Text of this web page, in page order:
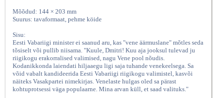
Mõõdud: 144 × 203 mm
Suurus: tavaformaat, pehme köide
Sisu:
Eesti Vabariigi minister ei saanud aru, kas "vene äärmuslane" mõtles seda
tõsiselt või pullib niisama. "Kuule, Dmitri! Kuu aja jooksul tulevad ju
riigikogu erakorralised valimised, nagu Vene pool nõudis.
Kodanikkonda laiendati hiljaaegu ligi saja tuhande venekeelsega. Sa
võid vabalt kandideerida Eesti Vabariigi riigikogu valimistel, kasvõi
näiteks Vasakpartei nimekirjas. Venelaste hulgas oled sa pärast
kohtuprotsessi väga populaarne. Mina arvan küll, et saad valituks."